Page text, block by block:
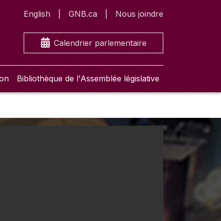
English GNB.ca Nous joindre
Calendrier parlementaire
Bibliothèque de l'Assemblée législative